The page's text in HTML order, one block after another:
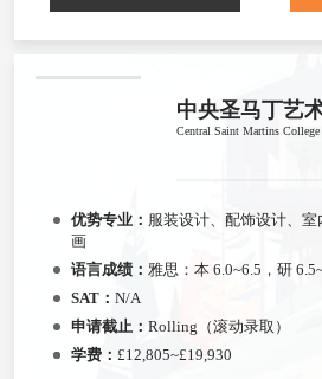
中央圣马丁艺
Central Saint Martins
优势专业： 服装设计、配饰设计、
画
语言成绩： 雅思：本 6.0~6.5，研
SAT： N/A
申请截止： Rolling（滚动录取）
学费： £12,805~£19,930